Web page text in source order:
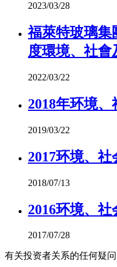
2023/03/28
福萊特玻璃集
度環境、社會
2022/03/22
2018年环境
2019/03/22
2017环境、
2018/07/13
2016环境、
2017/07/28
有关投资者关系的任何疑问